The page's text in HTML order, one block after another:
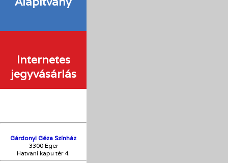
Internetes
jegyvásárlás
Gárdonyi Géza Színház
3300 Eger
Hatvani kapu tér 4.